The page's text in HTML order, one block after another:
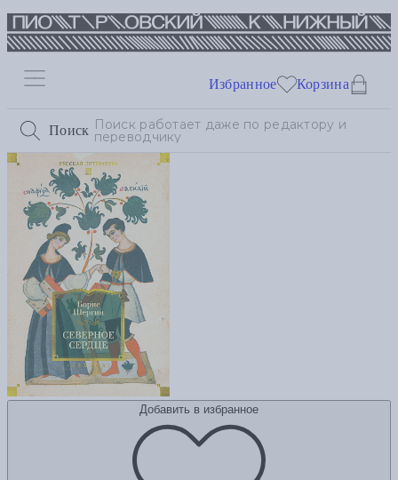
Поиск
Избранное Корзина
Добавить в избранное